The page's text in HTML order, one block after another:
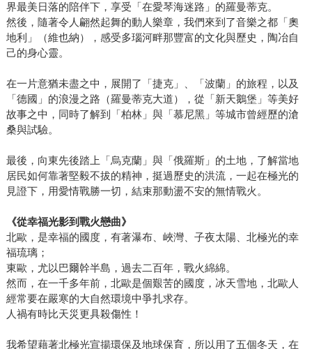
界最美日落的陪伴下，享受「在愛琴海迷路」的羅曼蒂克。
然後，隨著令人翩然起舞的動人樂章，我們來到了音樂之都「奧
地利」（維也納），感受多瑙河畔那豐富的文化與歷史，陶冶自
己的身心靈。
在一片意猶未盡之中，展開了「捷克」、「波蘭」的旅程，以及
「德國」的浪漫之路（羅曼蒂克大道），從「新天鵝堡」等美好
故事之中，同時了解到「柏林」與「慕尼黑」等城市曾經歷的滄
桑與試驗。
最後，向東先後踏上「烏克蘭」與「俄羅斯」的土地，了解當地
居民如何靠著堅毅不拔的精神，挺過歷史的洪流，一起在極光的
見證下，用愛情戰勝一切，結束那動盪不安的無情戰火。
《從幸福光影到戰火戀曲》
北歐，是幸福的國度，有著瀑布、峽灣、子夜太陽、北極光的幸
福琉璃；
東歐，尤以巴爾幹半島，過去二百年，戰火綿綿。
然而，在一千多年前，北歐是個艱苦的國度，冰天雪地，北歐人
經常要在嚴寒的大自然環境中爭扎求存。
人禍有時比天災更具殺傷性！
我希望藉著北極光宣揚環保及地球保育，所以用了五個冬天，在